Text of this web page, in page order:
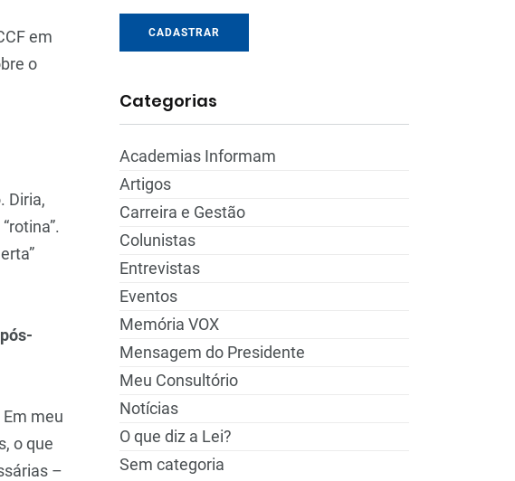
em
o
Diria,
meu
o que
–
CADASTRAR
Categorias
Academias Informam
Artigos
Carreira e Gestão
Colunistas
Entrevistas
Eventos
Memória VOX
Mensagem do Presidente
Meu Consultório
Notícias
O que diz a Lei?
Sem categoria